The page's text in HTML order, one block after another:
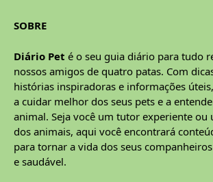
SOBRE
Diário Pet é o seu guia diário para tudo
nossos amigos de quatro patas. Com
histórias inspiradoras e informações
a cuidar melhor dos seus pets e a
animal. Seja você um tutor experiente
dos animais, aqui você encontrará
para tornar a vida dos seus
e saudável.